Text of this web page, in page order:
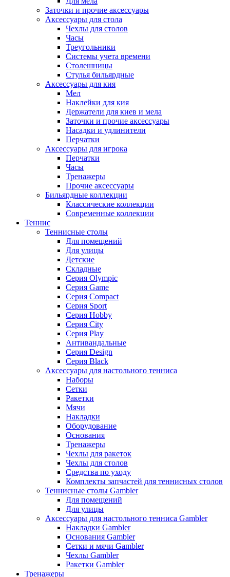
Заточки и прочие аксессуары
Аксессуары для стола
Чехлы для столов
Часы
Треугольники
Системы учета времени
Столешницы
Стулья бильярдные
Аксессуары для кия
Мел
Наклейки для кия
Держатели для киев и мела
Заточки и прочие аксессуары
Насадки и удлинители
Перчатки
Аксессуары для игрока
Перчатки
Часы
Тренажеры
Прочие аксессуары
Бильярдные коллекции
Классические коллекции
Современные коллекции
Теннис
Теннисные столы
Для помещений
Для улицы
Детские
Складные
Серия Olympic
Серия Game
Серия Compact
Серия Sport
Серия Hobby
Серия City
Серия Play
Антивандальные
Серия Design
Серия Black
Аксессуары для настольного тенниса
Наборы
Сетки
Ракетки
Мячи
Накладки
Оборудование
Основания
Тренажеры
Чехлы для ракеток
Чехлы для столов
Средства по уходу
Комплекты запчастей для теннисных столов
Теннисные столы Gambler
Для помещений
Для улицы
Аксессуары для настольного тенниса Gambler
Накладки Gambler
Основания Gambler
Сетки и мячи Gambler
Чехлы Gambler
Ракетки Gambler
Тренажеры